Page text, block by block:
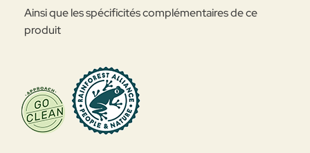
Ainsi que les spécificités complémentaires de ce
produit